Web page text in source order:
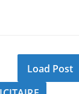
Load Post